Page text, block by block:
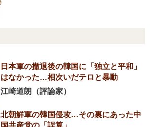
日本軍の撤退後の韓国に「独立と平和」
はなかった…相次いだテロと暴動
江崎道朗（評論家）
北朝鮮軍の韓国侵攻…その裏にあった中